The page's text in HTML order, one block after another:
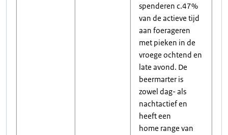
spenderen c.47%
van de actieve tijd
aan foerageren
met pieken in de
vroege ochtend en
late avond. De
beermarter is
zowel dag- als
nachtactief en
heeft een
home range van